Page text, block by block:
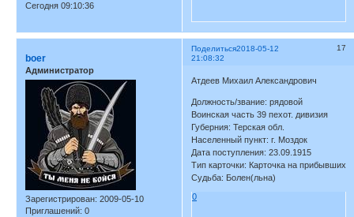
Сегодня 09:10:36
Поделиться 17
2018-05-12
21:08:32
boer
Администратор
Зарегистрирован: 2009-05-10
Приглашений: 0
Атдеев Михаил Александрович
Должность/звание: рядовой
Воинская часть 39 пехот. дивизия
Губерния: Терская обл.
Населенный пункт: г. Моздок
Дата поступления: 23.09.1915
Тип карточки: Карточка на прибывших
Судьба: Болен(льна)
0